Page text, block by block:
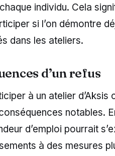
individu. Cela
si l’on démontre
dans les ateliers.
d’un refus
à un atelier
notables.
d’emploi pourrait
à des mesures